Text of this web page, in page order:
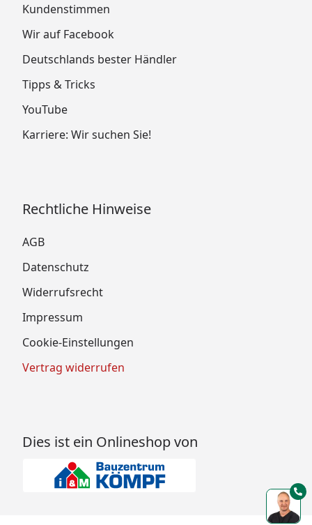
Kundenstimmen
Wir auf Facebook
Deutschlands bester Händler
Tipps & Tricks
YouTube
Karriere: Wir suchen Sie!
Rechtliche Hinweise
AGB
Datenschutz
Widerrufsrecht
Impressum
Cookie-Einstellungen
Vertrag widerrufen
Dies ist ein Onlineshop von